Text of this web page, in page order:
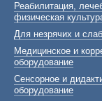
Реабилитация,
физическая
Для незрячих и
Медицинское и
оборудование
Сенсорное и
оборудование